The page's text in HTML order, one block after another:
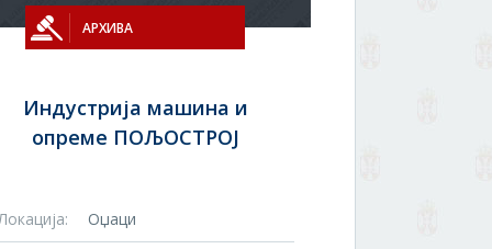
АРХИВА
Индустрија машина и
опреме ПОЉОСТРОЈ
Оџаци